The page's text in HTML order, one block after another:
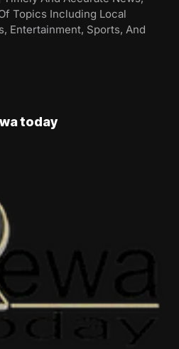
Topics Including Local
Entertainment, Sports, And
today